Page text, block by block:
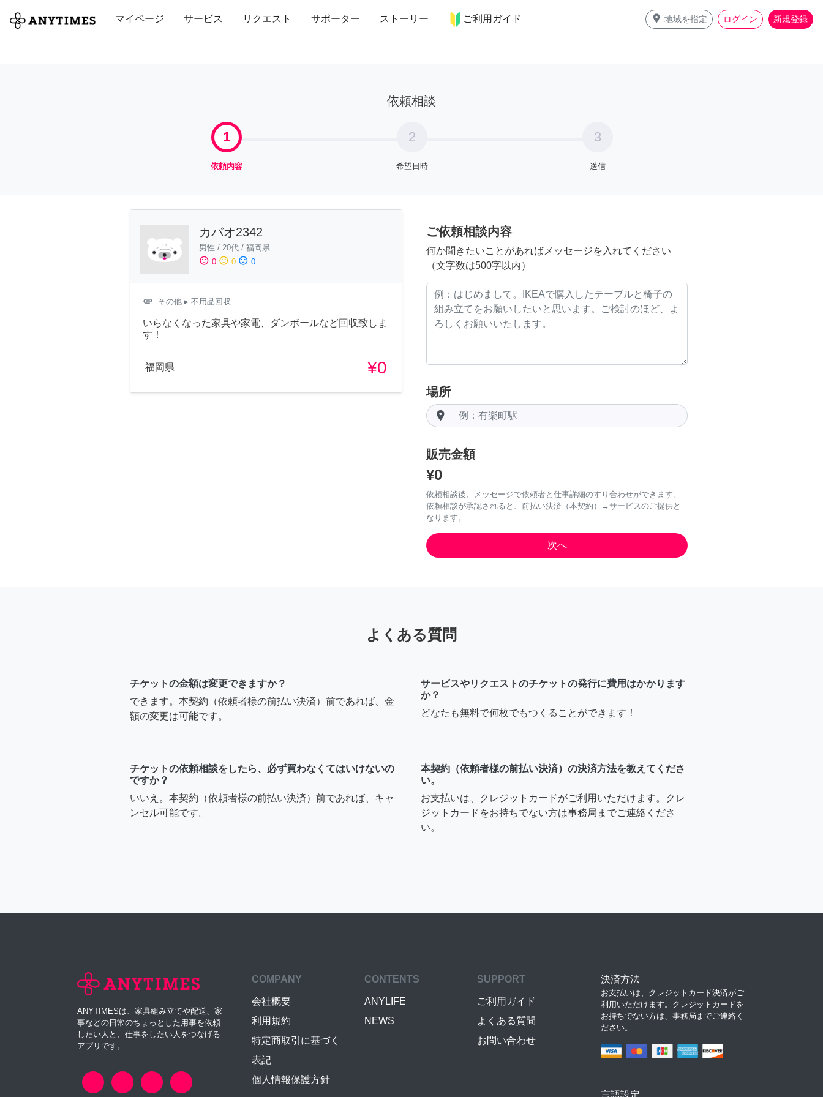
マイページ サービス リクエスト サポーター ストーリー ご利用ガイド place 地域を指定 ログイン 新規登録
全て 修理・組立 家事 引っ越し インテリア 趣味・習い事 ペット 料理
依頼相談
1
依頼内容
2
希望日時
3
送信
カバオ2342
男性 / 20代 / 福岡県
sentiment_satisfied 0 sentiment_neutral 0 sentiment_dissatisfied 0
attachment その他 ▸ 不用品回収
いらなくなった家具や家電、ダンボールなど回収致しま
す！
福岡県 ¥0
ご依頼相談内容
何か聞きたいことがあればメッセージを入れてください
（文字数は500字以内）
場所
room
販売金額
¥0
依頼相談後、メッセージで依頼者と仕事詳細のすり合わせができます。
依頼相談が承認されると、前払い決済（本契約）→サービスのご提供と
なります。
よくある質問
チケットの金額は変更できますか？
できます。本契約（依頼者様の前払い決済）前であれば、金
額の変更は可能です。
サービスやリクエストのチケットの発行に費用はかかります
か？
どなたも無料で何枚でもつくることができます！
チケットの依頼相談をしたら、必ず買わなくてはいけないの
ですか？
いいえ。本契約（依頼者様の前払い決済）前であれば、キャ
ンセル可能です。
本契約（依頼者様の前払い決済）の決済方法を教えてくださ
い。
お支払いは、クレジットカードがご利用いただけます。クレ
ジットカードをお持ちでない方は事務局までご連絡くださ
い。
ANYTIMESは、家具組み立てや配送、家
事などの日常のちょっとした用事を依頼
したい人と、仕事をしたい人をつなげる
アプリです。
COMPANY
会社概要
利用規約
特定商取引に基づく
表記
個人情報保護方針
CONTENTS
ANYLIFE
NEWS
SUPPORT
ご利用ガイド
よくある質問
お問い合わせ
決済方法
お支払いは、クレジットカード決済がご
利用いただけます。クレジットカードを
お持ちでない方は、事務局までご連絡く
ださい。
言語設定